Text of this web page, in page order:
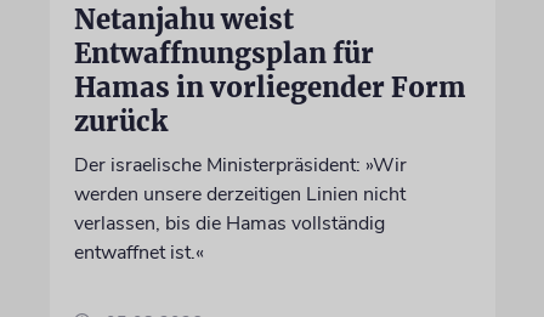
Netanjahu weist
Entwaffnungsplan für
Hamas in vorliegender Form
zurück
Der israelische Ministerpräsident: »Wir
werden unsere derzeitigen Linien nicht
verlassen, bis die Hamas vollständig
entwaffnet ist.«